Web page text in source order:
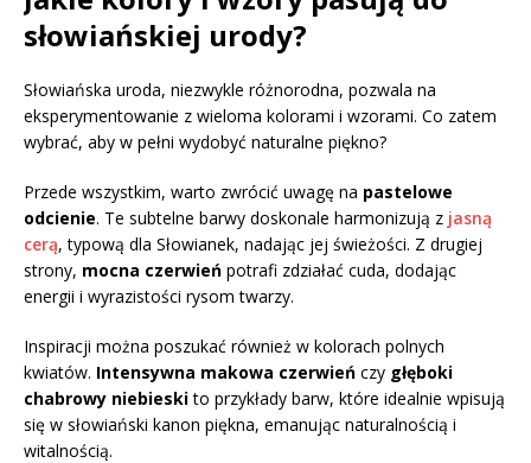
słowiańskiej urody?
Słowiańska uroda, niezwykle różnorodna, pozwala na
eksperymentowanie z wieloma kolorami i wzorami. Co zatem
wybrać, aby w pełni wydobyć naturalne piękno?
Przede wszystkim, warto zwrócić uwagę na pastelowe
odcienie. Te subtelne barwy doskonale harmonizują z jasną
cerą, typową dla Słowianek, nadając jej świeżości. Z drugiej
strony, mocna czerwień potrafi zdziałać cuda, dodając
energii i wyrazistości rysom twarzy.
Inspiracji można poszukać również w kolorach polnych
kwiatów. Intensywna makowa czerwień czy głęboki
chabrowy niebieskito przykłady barw, które idealnie wpisują
się w słowiański kanon piękna, emanując naturalnością i
witalnością.